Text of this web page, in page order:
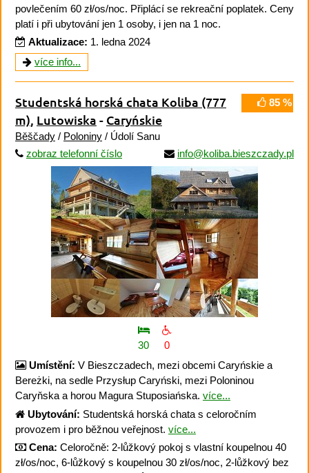
povlečením 60 zł/os/noc. Připlácí se rekreační poplatek. Ceny
platí i při ubytování jen 1 osoby, i jen na 1 noc.
Aktualizace: 1. ledna 2024
více info...
85 %
Studentská horská chata Koliba (777
m), Lutowiska - Caryńskie
Běščady / Poloniny / Údolí Sanu
zobraz telefonní číslo
info@koliba.bieszczady.pl
30
0
Umístění: V Bieszczadech, mezi obcemi Caryńskie a
Bereżki, na sedle Przysłup Caryński, mezi Poloninou
Caryňska a horou Magura Stuposiańska. více...
Ubytování: Studentská horská chata s celoročním
provozem i pro běžnou veřejnost. více...
Cena: Celoročně: 2-lůžkový pokoj s vlastní koupelnou 40
zł/os/noc, 6-lůžkový s koupelnou 30 zł/os/noc, 2-lůžkový bez